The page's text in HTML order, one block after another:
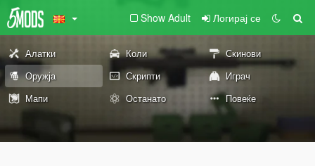
Show Adult Логирај се
Алатки Коли
Скинови
Оружја
Скрипти
Играч
Мапи
Останато Повеќе